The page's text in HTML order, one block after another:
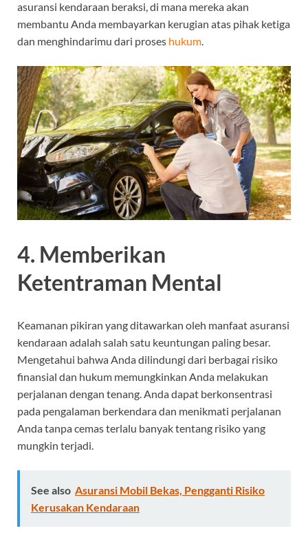
asuransi kendaraan beraksi, di mana mereka akan
membantu Anda membayarkan kerugian atas pihak ketiga
dan menghindarimu dari proses hukum.
4. Memberikan
Ketentraman Mental
Keamanan pikiran yang ditawarkan oleh manfaat asuransi
kendaraan adalah salah satu keuntungan paling besar.
Mengetahui bahwa Anda dilindungi dari berbagai risiko
finansial dan hukum memungkinkan Anda melakukan
perjalanan dengan tenang. Anda dapat berkonsentrasi
pada pengalaman berkendara dan menikmati perjalanan
Anda tanpa cemas terlalu banyak tentang risiko yang
mungkin terjadi.
See also Asuransi Mobil Bekas, Pengganti Risiko
Kerusakan Kendaraan